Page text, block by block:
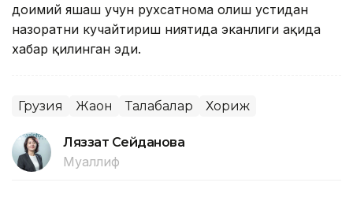
доимий яшаш учун рухсатнома олиш устидан
назоратни кучайтириш ниятида эканлиги ҳақида
хабар қилинган эди.
Грузия Жаҳон Талабалар Хориж
Ляззат Сейданова
Муаллиф